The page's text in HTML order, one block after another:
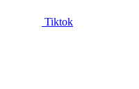
Tiktok